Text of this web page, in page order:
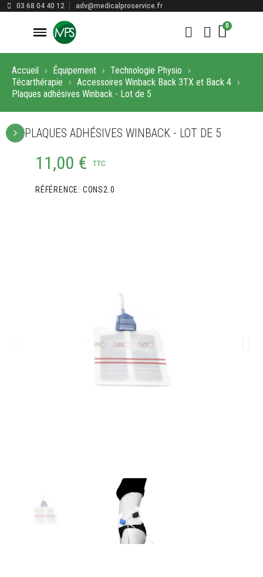
03 68 04 40 12 adv@medicalproservice.fr
Accueil Équipement
Technologie Physio
Técarthérapie
Accessoires Winback Back 3TX et Back 4
Plaques adhésives Winback - Lot de 5
PLAQUES ADHÉSIVES WINBACK - LOT DE 5
11,00 € TTC
RÉFÉRENCE CONS2.0